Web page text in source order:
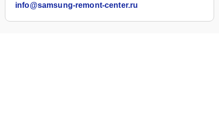
info@samsung-remont-center.ru